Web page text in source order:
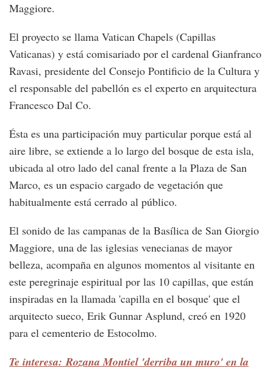
Maggiore.
El proyecto se llama Vatican Chapels (Capillas
Vaticanas) y está comisariado por el cardenal Gianfranco
Ravasi, presidente del Consejo Pontificio de la Cultura y
el responsable del pabellón es el experto en arquitectura
Francesco Dal Co.
Ésta es una participación muy particular porque está al
aire libre, se extiende a lo largo del bosque de esta isla,
ubicada al otro lado del canal frente a la Plaza de San
Marco, es un espacio cargado de vegetación que
habitualmente está cerrado al público.
El sonido de las campanas de la Basílica de San Giorgio
Maggiore, una de las iglesias venecianas de mayor
belleza, acompaña en algunos momentos al visitante en
este peregrinaje espiritual por las 10 capillas, que están
inspiradas en la llamada 'capilla en el bosque' que el
arquitecto sueco, Erik Gunnar Asplund, creó en 1920
para el cementerio de Estocolmo.
Te interesa: Rozana Montiel 'derriba un muro' en la